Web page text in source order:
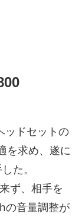
ドセットの
を求め、遂に
た。
ず、相手を
の音量調整が